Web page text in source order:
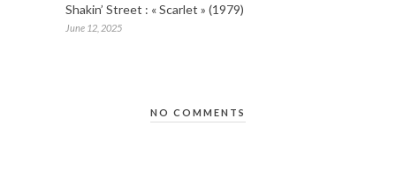
Shakin’ Street : « Scarlet » (1979)
June 12, 2025
NO COMMENTS